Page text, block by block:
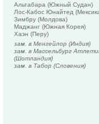
Альтабара (Южный Судан)
Лос-Кабос Юнайтед
Зимбру (Молдова)
Маджанг (Южная Корея)
Хаэн (Перу)
зам. в Менгейлор (Индия)
зам. в Массельбург
(Шотландия)
зам. в Табор (Словения)